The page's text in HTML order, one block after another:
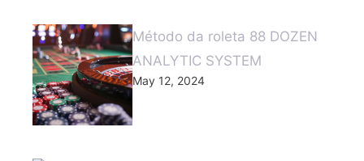
Método da roleta 88 DOZEN
ANALYTIC SYSTEM
May 12, 2024